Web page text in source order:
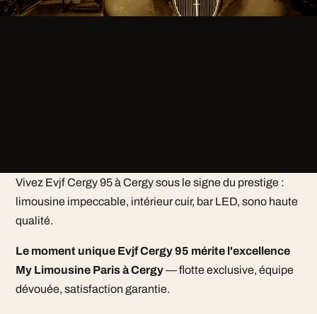
Vivez Evjf Cergy 95 à Cergy sous le signe du prestige :
limousine impeccable, intérieur cuir, bar LED, sono haute
qualité.
Le moment unique Evjf Cergy 95 mérite l'excellence
My Limousine Paris à Cergy— flotte exclusive, équipe
dévouée, satisfaction garantie.